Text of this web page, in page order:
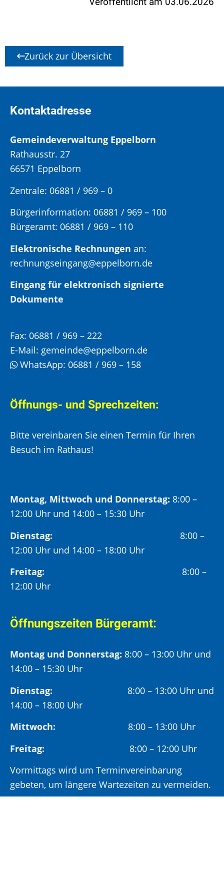
Zurück zur Übersicht
Kontaktadresse
Gemeindeverwaltung Eppelborn
Rathausstr. 27
66571 Eppelborn
Zentrale: 06881 / 969 – 0
Bürgerinformation: 06881 / 969 – 100
Bürgeramt: 06881 / 969 – 110
Elektronische Rechnungen an:
rechnungseingang@eppelborn.de
Eingang für elektronisch signierte
Dokumente
Fax: 06881 / 969 – 222
E-Mail: gemeinde@eppelborn.de
WhatsApp: 06881 / 969 – 158
Öffnungs- und Sprechzeiten:
Bitte vereinbaren Sie einen Termin für Ihren
Besuch im Rathaus!
Montag, Mittwoch und Donnerstag: 8:00 –
12:00 Uhr und 14:00 – 15:30 Uhr
Dienstag: 8:00 –
12:00 Uhr und 14:00 – 18:00 Uhr
Freitag:
8:00 –
12:00 Uhr
Öffnungszeiten Bürgeramt:
Montag und Donnerstag: 8:00 – 13:00 Uhr und
14:00 – 15:30 Uhr
Dienstag: 8:00 – 13:00 Uhr und
14:00 – 18:00 Uhr
Mittwoch: 8:00 – 13:00 Uhr
Freitag:
8:00 – 12:00 Uhr
Vormittags wird um Terminvereinbarung
gebeten, um längere Wartezeiten zu vermeiden.